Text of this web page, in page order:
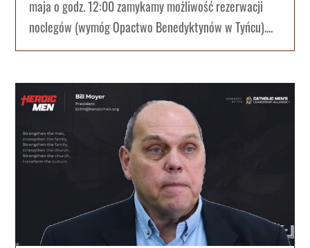
maja o godz. 12:00 zamykamy możliwość rezerwacji
noclegów (wymóg Opactwo Benedyktynów w Tyńcu)....